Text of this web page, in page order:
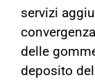
servizi
delle
deposito